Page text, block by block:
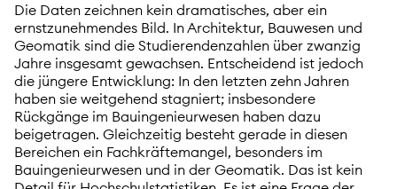
Die Daten zeichnen kein dramatisches, aber ein
ernstzunehmendes Bild. In Architektur, Bauwesen und
Geomatik sind die Studierendenzahlen über zwanzig
Jahre insgesamt gewachsen. Entscheidend ist jedoch
die jüngere Entwicklung: In den letzten zehn Jahren
haben sie weitgehend stagniert; insbesondere
Rückgänge im Bauingenieurwesen haben dazu
beigetragen. Gleichzeitig besteht gerade in diesen
Bereichen ein Fachkräftemangel, besonders im
Bauingenieurwesen und in der Geomatik. Das ist kein